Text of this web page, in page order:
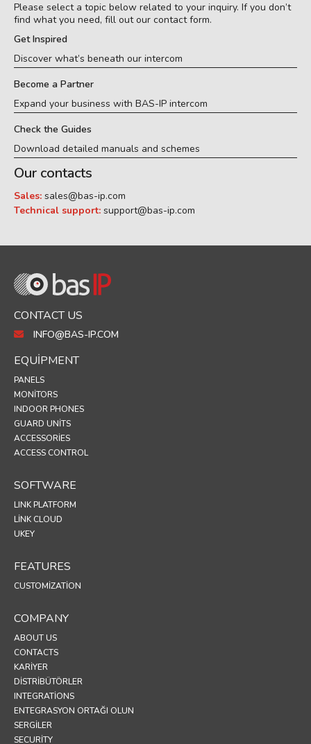
Please select a topic below related to your inquiry. If you don’t
find what you need, fill out our contact form.
Get Inspired
Discover what’s beneath our intercom
Become a Partner
Expand your business with BAS-IP intercom
Check the Guides
Download detailed manuals and schemes
Our contacts
Sales: sales@bas-ip.com
Technical support: support@bas-ip.com
CONTACT US
INFO@BAS-IP.COM
EQUIPMENT
PANELS
MONITORS
INDOOR PHONES
GUARD UNITS
ACCESSORIES
ACCESS CONTROL
SOFTWARE
LINK PLATFORM
LINK CLOUD
UKEY
FEATURES
CUSTOMIZATION
COMPANY
ABOUT US
CONTACTS
KARIYER
DISTRIBÜTÖRLER
INTEGRATIONS
ENTEGRASYON ORTAĞI OLUN
SERGİLER
SECURITY